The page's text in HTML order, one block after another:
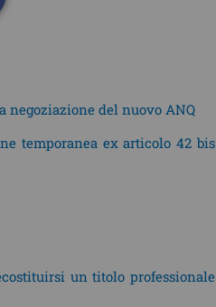
negoziazione del nuovo ANQ
temporanea ex articolo 42 bis
un titolo professionale